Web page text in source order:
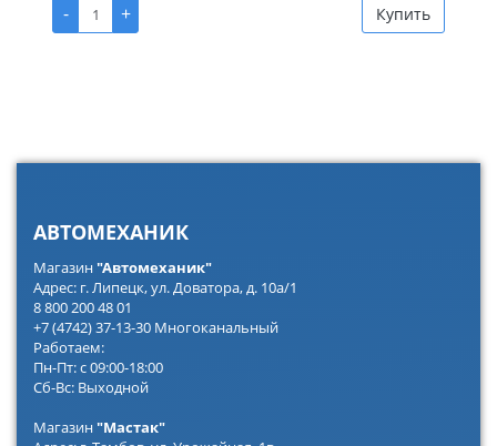
-
+ Купить
АВТОМЕХАНИК
Магазин"Автомеханик"
Адрес: г. Липецк, ул. Доватора, д. 10а/1
8 800 200 48 01
+7 (4742) 37-13-30 Многоканальный
Работаем:
Пн-Пт: с 09:00-18:00
Сб-Вс: Выходной
Магазин"Мастак"